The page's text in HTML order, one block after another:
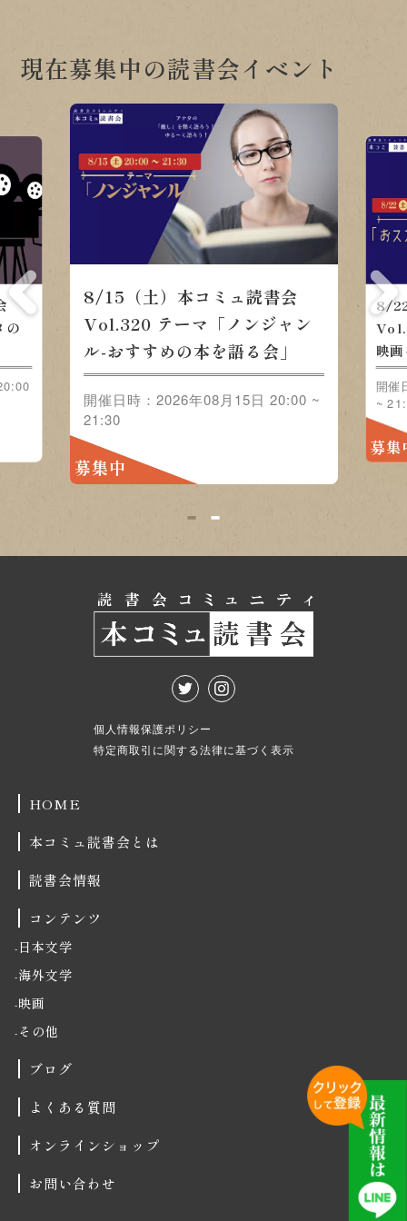
現在募集中の読書会イベント
の
8/15（土）本コミュ読書会
Vol.320 テーマ「ノンジャン
ル-おすすめの本を語る会」
開催日時：2026年08月15日 20:00 ~
21:30
募集中
8/
映
開催
~
募集
1 2
個人情報保護ポリシー
特定商取引に関する法律に基づく表示
HOME
本コミュ読書会とは
読書会情報
コンテンツ
日本文学
海外文学
映画
その他
ブログ
よくある質問
オンラインショップ
お問い合わせ